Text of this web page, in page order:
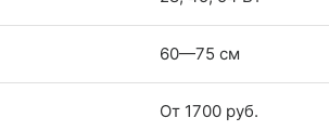
60—75 см
От 1700 руб.